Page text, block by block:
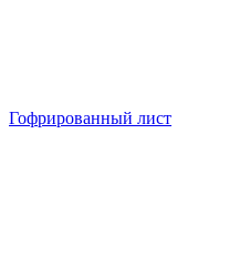
Гофрированный лист